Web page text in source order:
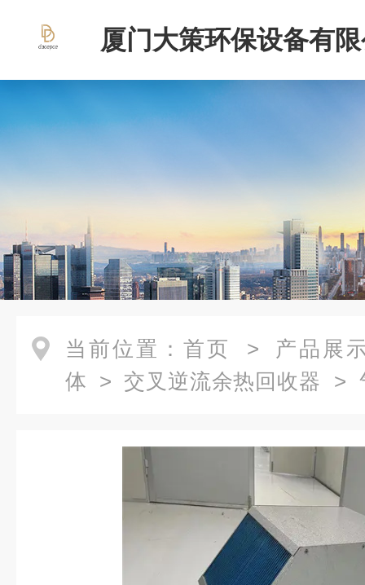
厦门大策环保设备有
当前位置： 首页 > 产品展
体 > 交叉逆流余热回收器 >